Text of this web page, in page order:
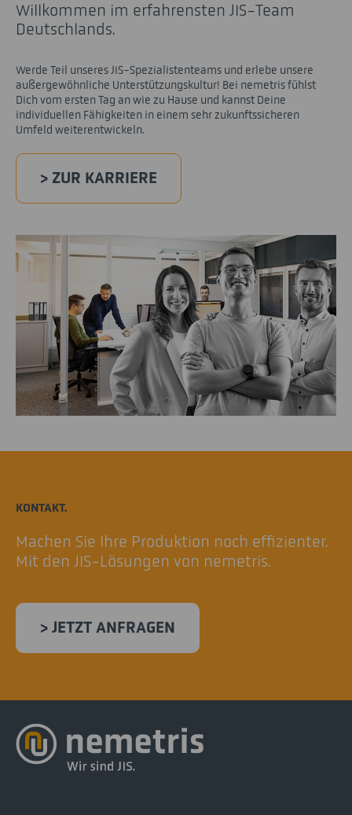
Willkommen im erfahrensten JIS-Team
Deutschlands.
Werde Teil unseres JIS-Spezialistenteams und erlebe unsere
außergewöhnliche Unterstützungskultur! Bei nemetris fühlst
Dich vom ersten Tag an wie zu Hause und kannst Deine
individuellen Fähigkeiten in einem sehr zukunftssicheren
Umfeld weiterentwickeln.
> ZUR KARRIERE
KONTAKT.
Machen Sie Ihre Produktion noch effizienter.
Mit den JIS-Lösungen von nemetris.
> JETZT ANFRAGEN